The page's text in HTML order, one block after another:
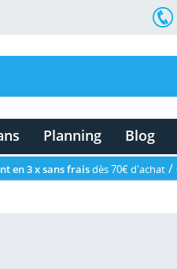
Planning Blog
en 3 x sans fraisdès 70€ d'achat /